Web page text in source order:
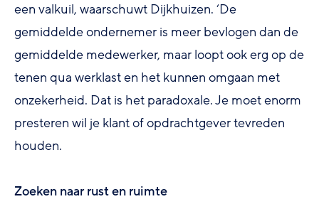
een valkuil, waarschuwt Dijkhuizen. ‘De
gemiddelde ondernemer is meer bevlogen dan de
gemiddelde medewerker, maar loopt ook erg op de
tenen qua werklast en het kunnen omgaan met
onzekerheid. Dat is het paradoxale. Je moet enorm
presteren wil je klant of opdrachtgever tevreden
houden.
Zoeken naar rust en ruimte